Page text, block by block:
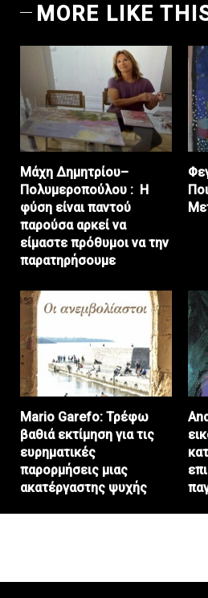
MORE LIKE
Μάχη Δημητρίου–
Πολυμεροπούλου : Η
φύση είναι παντού
παρούσα αρκεί να
είμαστε πρόθυμοι να την
παρατηρήσουμε
Mario Garefo: Τρέφω
βαθιά εκτίμηση για τις
ευρηματικές
παρορμήσεις μιας
ακατέργαστης ψυχής